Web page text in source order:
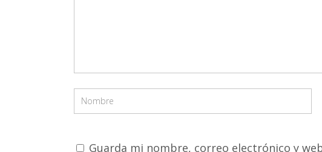
Guarda mi nombre, correo electrónico y